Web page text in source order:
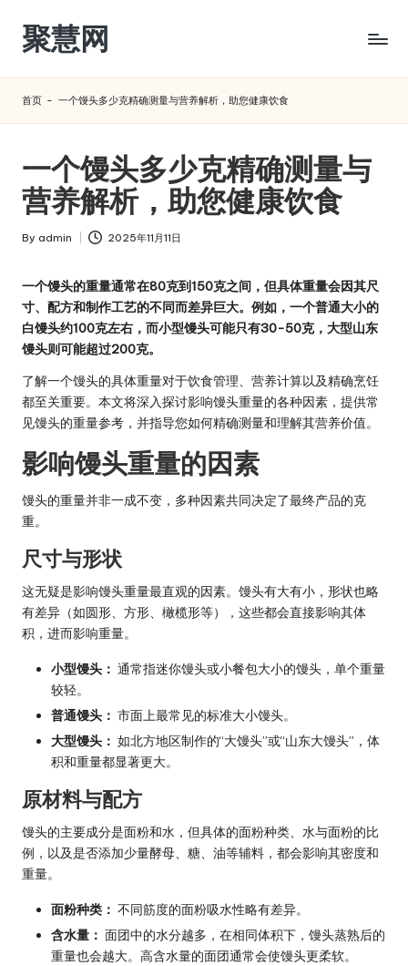
Skip
content
聚慧网
首页 - 一个馒头多少克精确测量与营养解析，助您健康饮食
一个馒头多少克精确测量与
营养解析，助您健康饮食
Posted
By admin 2025年11月11日
一个馒头的重量通常在80克到150克之间，但具体重量会因其尺
寸、配方和制作工艺的不同而差异巨大。例如，一个普通大小的
白馒头约100克左右，而小型馒头可能只有30-50克，大型山东
馒头则可能超过200克。
了解一个馒头的具体重量对于饮食管理、营养计算以及精确烹饪
都至关重要。本文将深入探讨影响馒头重量的各种因素，提供常
见馒头的重量参考，并指导您如何精确测量和理解其营养价值。
影响馒头重量的因素
馒头的重量并非一成不变，多种因素共同决定了最终产品的克
重。
尺寸与形状
这无疑是影响馒头重量最直观的因素。馒头有大有小，形状也略
有差异（如圆形、方形、橄榄形等），这些都会直接影响其体
积，进而影响重量。
小型馒头： 通常指迷你馒头或小餐包大小的馒头，单个重量
较轻。
普通馒头： 市面上最常见的标准大小馒头。
大型馒头： 如北方地区制作的“大馒头”或“山东大馒头”，体
积和重量都显著更大。
原材料与配方
馒头的主要成分是面粉和水，但具体的面粉种类、水与面粉的比
例，以及是否添加少量酵母、糖、油等辅料，都会影响其密度和
重量。
面粉种类： 不同筋度的面粉吸水性略有差异。
含水量： 面团中的水分越多，在相同体积下，馒头蒸熟后的
重量也会越大。高含水量的面团通常会使馒头更柔软。